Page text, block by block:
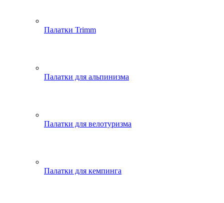
Палатки Trimm
Палатки для альпинизма
Палатки для велотуризма
Палатки для кемпинга